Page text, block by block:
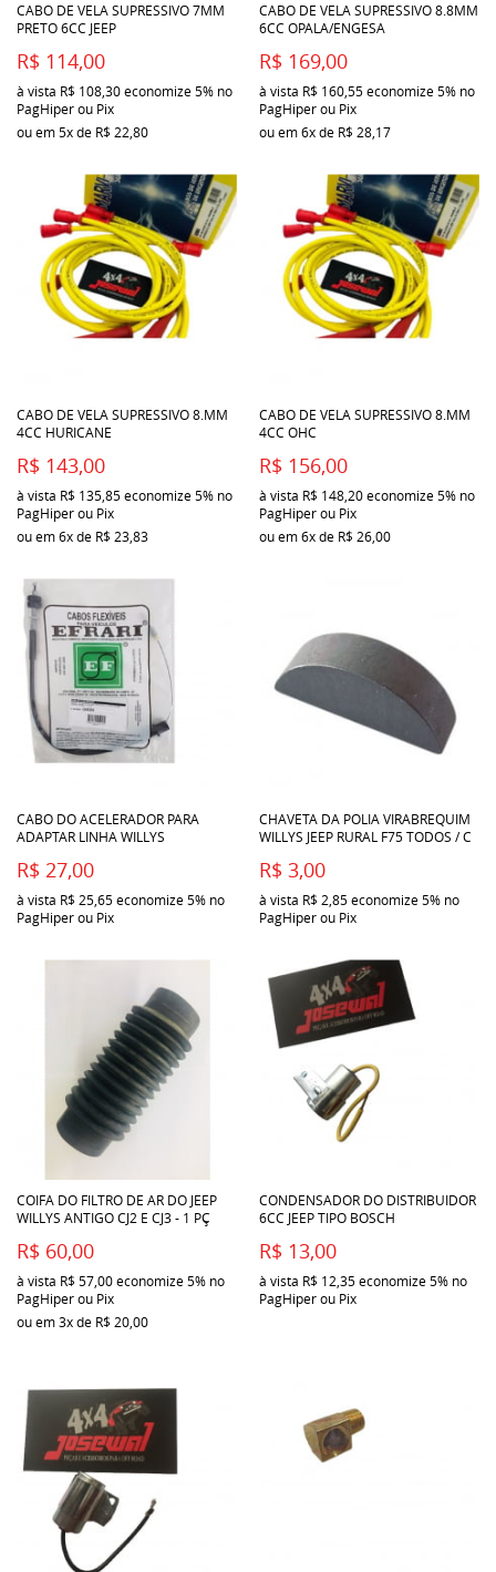
CABO DE VELA SUPRESSIVO 7MM
PRETO 6CC JEEP
R$ 114,00
à vista R$ 108,30economize5% no
PagHiper ou Pix
ou em5xde R$ 22,80
CABO DE VELA SUPRESSIVO 8.8MM
6CC OPALA/ENGESA
R$ 169,00
à vista R$ 160,55economize5% no
PagHiper ou Pix
ou em6xde R$ 28,17
CABO DE VELA SUPRESSIVO 8.MM
4CC HURICANE
R$ 143,00
à vista R$ 135,85economize5% no
PagHiper ou Pix
ou em6xde R$ 23,83
CABO DE VELA SUPRESSIVO 8.MM
4CC OHC
R$ 156,00
à vista R$ 148,20economize5% no
PagHiper ou Pix
ou em6xde R$ 26,00
CABO DO ACELERADOR PARA
ADAPTAR LINHA WILLYS
R$ 27,00
à vista R$ 25,65economize5% no
PagHiper ou Pix
CHAVETA DA POLIA VIRABREQUIM
WILLYS JEEP RURAL F75 TODOS / C
R$ 3,00
à vista R$ 2,85economize5% no
PagHiper ou Pix
COIFA DO FILTRO DE AR DO JEEP
WILLYS ANTIGO CJ2 E CJ3 - 1 PÇ
R$ 60,00
à vista R$ 57,00economize5% no
PagHiper ou Pix
ou em3xde R$ 20,00
CONDENSADOR DO DISTRIBUIDOR
6CC JEEP TIPO BOSCH
R$ 13,00
à vista R$ 12,35economize5% no
PagHiper ou Pix